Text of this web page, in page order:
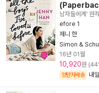
남자들에게' 원
efore 1
제니 한
Simon &
16년 01월
10,920원
양탄자배송 내